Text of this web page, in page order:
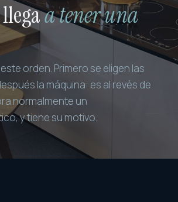
llegaa tener una
orden. Primero se eligen las
la máquina: es al revés de
normalmente un
y tiene su motivo.